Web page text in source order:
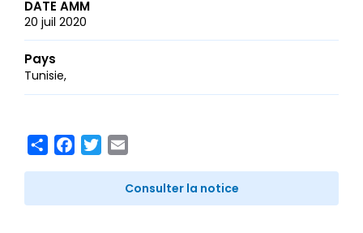
DATE AMM
20 juil 2020
Pays
Tunisie
ShareFacebook
Twitter
Consulter la notice